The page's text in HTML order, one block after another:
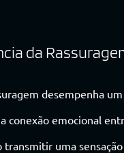
da
desempenha
conexão emocional
transmitir uma